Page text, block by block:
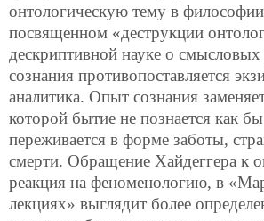
онтологическую тему в
посвященном «деструкции
дескриптивной науке о
сознания противопоставляется
аналитика. Опыт сознания
которой бытие не познается как
переживается в форме заботы,
смерти. Обращение Хайдеггера к
реакция на феноменологию, в
лекциях» выглядит более